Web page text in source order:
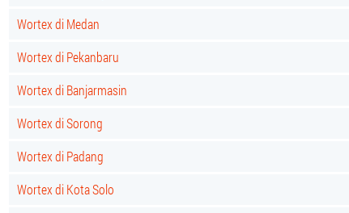
Wortex di Medan
Wortex di Pekanbaru
Wortex di Banjarmasin
Wortex di Sorong
Wortex di Padang
Wortex di Kota Solo